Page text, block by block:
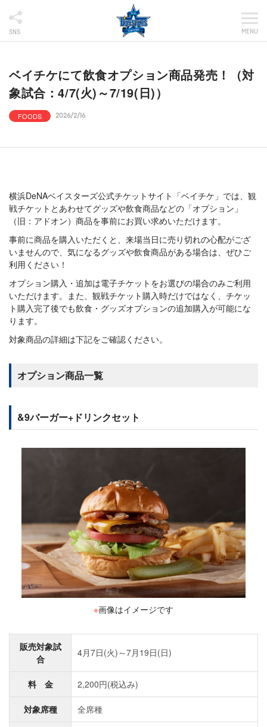
SNS MENU
ベイチケにて飲食オプション商品発売！（対
象試合：4/7(火)～7/19(日)）
FOODS 2026/2/16
横浜DeNAベイスターズ公式チケットサイト「ベイチケ」では、観
戦チケットとあわせてグッズや飲食商品などの「オプション」
（旧：アドオン）商品を事前にお買い求めいただけます。
事前に商品を購入いただくと、来場当日に売り切れの心配がござ
いませんので、気になるグッズや飲食商品がある場合は、ぜひご
利用ください！
オプション購入・追加は電子チケットをお選びの場合のみご利用
いただけます。また、観戦チケット購入時だけではなく、チケッ
ト購入完了後でも飲食・グッズオプションの追加購入が可能にな
ります。
対象商品の詳細は下記をご確認ください。
オプション商品一覧
&9バーガー+ドリンクセット
※画像はイメージです
販売対象試
合
4月7日(火)～7月19日(日)
料 金 2,200円(税込み)
対象席種 全席種